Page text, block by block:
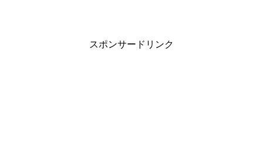
スポンサードリンク